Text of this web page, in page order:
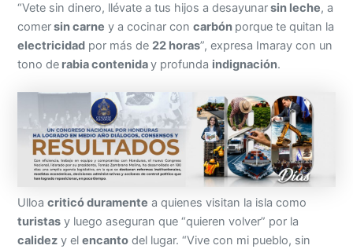
“Vete sin dinero, llévate a tus hijos a desayunarsin leche, a
comersin carne y a cocinar concarbón porque te quitan la
electricidad por más de 22 horas”, expresa Imaray con un
tono de rabia conteniday profunda indignación.
Ulloacriticó duramente a quienes visitan la isla como
turistas y luego aseguran que “quieren volver” por la
calidez y elencanto del lugar. “Vive con mi pueblo, sin